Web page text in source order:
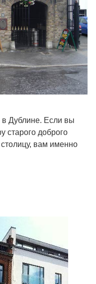
Дублине. Если вы
старого доброго
вам именно